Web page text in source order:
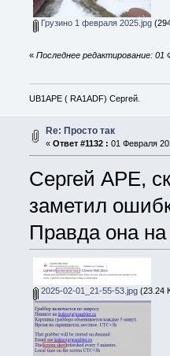
Грузино 1 февраля 2025.jpg
« Последнее редактирование: 01
UB1APE ( RA1ADF) Сергей.
Re: Просто так
« Ответ #1132 : 01 Февраля
Сергей APE,
заметил
Правда она
2025-02-01_21-55-53.jpg(23.24